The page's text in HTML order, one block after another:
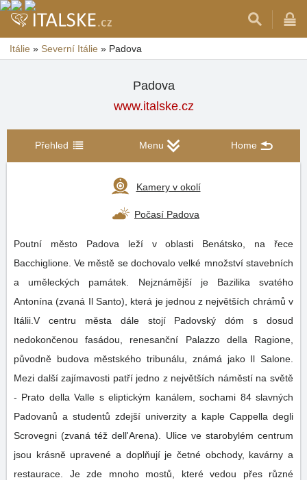
Itálie » Severní Itálie » Padova
Padova
www.italske.cz
Přehled Menu Home
Kamery v okolí
Počasí Padova
Poutní město Padova leží v oblasti Benátsko, na řece
Bacchiglione. Ve městě se dochovalo velké množství stavebních
a uměleckých památek. Nejznámější je Bazilika svatého
Antonína (zvaná Il Santo), která je jednou z největších chrámů v
Itálii.V centru města dále stojí Padovský dóm s dosud
nedokončenou fasádou, renesanční Palazzo della Ragione,
původně budova městského tribunálu, známá jako Il Salone.
Mezi další zajímavosti patří jedno z největších náměstí na světě
- Prato della Valle s eliptickým kanálem, sochami 84 slavných
Padovanů a studentů zdejší univerzity a kaple Cappella degli
Scrovegni (zvaná též dell'Arena). Ulice ve starobylém centrum
jsou krásně upravené a doplňují je četné obchody, kavárny a
restaurace. Je zde mnoho mostů, které vedou přes různé